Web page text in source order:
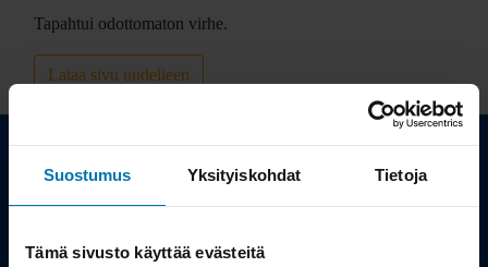
Suostumus Yksityiskohdat Tietoja
Tämä sivusto käyttää evästeitä
Tapahtui odottomaton virhe.
Lataa sivu uudelleen